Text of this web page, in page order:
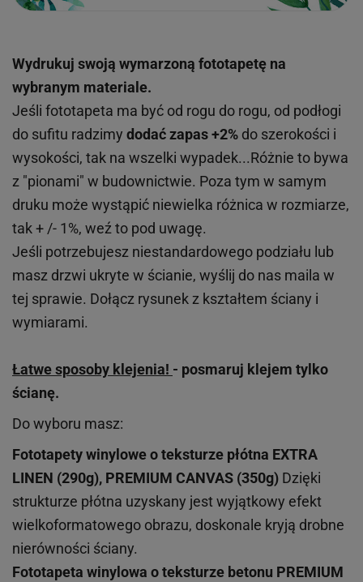
Wydrukuj swoją wymarzoną fototapetę na
wybranym materiale.
Jeśli fototapeta ma być od rogu do rogu, od podłogi
do sufitu radzimy dodać zapas +2% do szerokości i
wysokości, tak na wszelki wypadek...Różnie to bywa
z "pionami" w budownictwie. Poza tym w samym
druku może wystąpić niewielka różnica w rozmiarze,
tak + /- 1%, weź to pod uwagę.
Jeśli potrzebujesz niestandardowego podziału lub
masz drzwi ukryte w ścianie, wyślij do nas maila w
tej sprawie. Dołącz rysunek z kształtem ściany i
wymiarami.
Łatwe sposoby klejenia! - posmaruj klejem tylko
ścianę.
Do wyboru masz:
Fototapety winylowe oteksturze płótna EXTRA
LINEN (290g), PREMIUM CANVAS (350g) Dzięki
strukturze płótna uzyskany jest wyjątkowy efekt
wielkoformatowego obrazu, doskonale kryją drobne
nierówności ściany.
Fototapeta winylowa oteksturze betonu PREMIUM